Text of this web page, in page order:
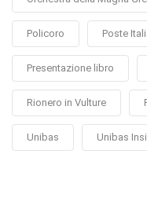
Policoro Poste
Presentazione libro
Rionero in Vulture
Unibas Unibas